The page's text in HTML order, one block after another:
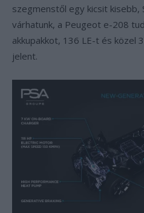
szegmenstől egy kicsit kisebb,
várhatunk, a Peugeot e-208
akkupakkot, 136 LE-t és közel
jelent.